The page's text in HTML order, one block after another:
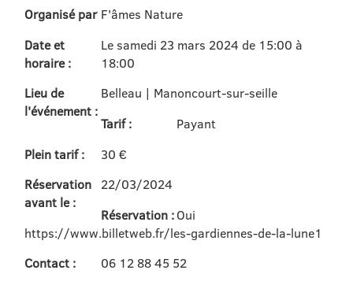
Organisé par F'âmes Nature
Date et
horaire :
Le samedi 23 mars 2024 de 15:00 à
18:00
Lieu de
l'événement :
Belleau | Manoncourt-sur-seille
Tarif :
Payant
Plein tarif :
30 €
Réservation
avant le :
22/03/2024
Réservation : Oui
https://www.billetweb.fr/les-gardiennes-de-la-lune1
Contact :
06 12 88 45 52